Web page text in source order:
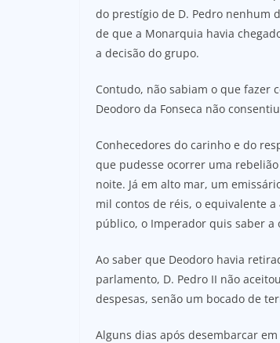
do prestígio de D. Pedro nenhum
de que a Monarquia havia
a decisão do grupo.
Contudo, não sabiam o que fazer
Deodoro da Fonseca não
Conhecedores do carinho e do
que pudesse ocorrer uma
noite. Já em alto mar, um
mil contos de réis, o equivalente
público, o Imperador quis saber a
Ao saber que Deodoro havia
parlamento, D. Pedro II não
despesas, senão um bocado de
Alguns dias após desembarcar